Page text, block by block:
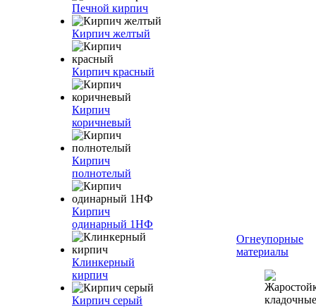
Печной кирпич
Кирпич желтый
Кирпич красный
Кирпич
коричневый
Кирпич
полнотелый
Кирпич
одинарный 1НФ
Клинкерный
кирпич
Кирпич серый
Огнеупорные
материалы